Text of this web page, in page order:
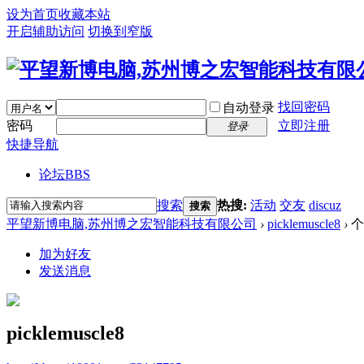
设为首页收藏本站
开启辅助访问 切换到窄版
自动登录 找回密码
密码
登录
立即注册
快捷导航
论坛BBS
搜索 搜索 热搜: 活动 交友 discuz
平望新博电脑,苏州博之宏智能科技有限公司 › picklemuscle8 ›
加为好友
发送消息
picklemuscle8